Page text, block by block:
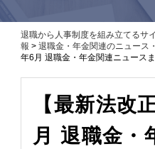
退職から人事制度を組み立てるサ
報 >退職金・年金関連のニュース
年6月 退職金・年金関連ニュース
【最新法改
月 退職金・